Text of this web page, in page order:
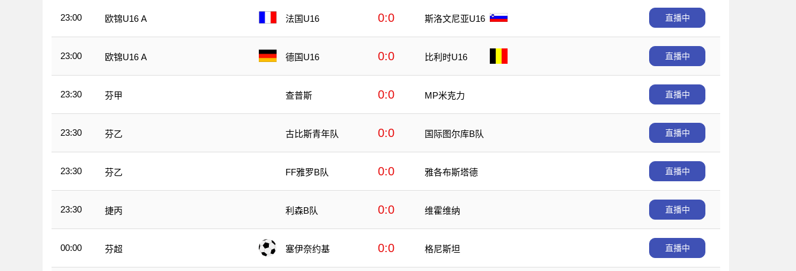
23:00 欧锦U16 A 法国U16 0:0 斯洛文尼亚U16 直播中
23:00 欧锦U16 A 德国U16 0:0 比利时U16 直播中
23:30 芬甲 查普斯 0:0 MP米克力 直播中
23:30 芬乙 古比斯青年队 0:0 国际图尔库B队 直播中
23:30 芬乙 FF雅罗B队 0:0 雅各布斯塔德 直播中
23:30 捷丙 利森B队 0:0 维霍维纳 直播中
00:00 芬超 塞伊奈约基 0:0 格尼斯坦 直播中